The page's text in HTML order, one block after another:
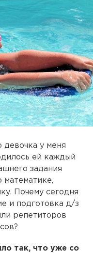
девочка у меня
ей каждый
задания
математике,
Почему сегодня
и подготовка д/з
репетиторов
так, что уже со